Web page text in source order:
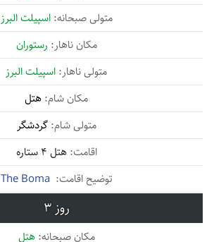
اسپیلت البرز
رستوران
اسپیلت البرز
هتل
گردشگر
هتل 4 ستاره
The Boma
3
هتل